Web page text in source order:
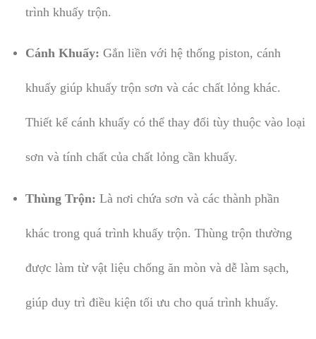
trình khuấy trộn.
Cánh Khuấy: Gắn liền với hệ thống piston, cánh
khuấy giúp khuấy trộn sơn và các chất lỏng khác.
Thiết kế cánh khuấy có thể thay đổi tùy thuộc vào loại
sơn và tính chất của chất lỏng cần khuấy.
Thùng Trộn: Là nơi chứa sơn và các thành phần
khác trong quá trình khuấy trộn. Thùng trộn thường
được làm từ vật liệu chống ăn mòn và dễ làm sạch,
giúp duy trì điều kiện tối ưu cho quá trình khuấy.